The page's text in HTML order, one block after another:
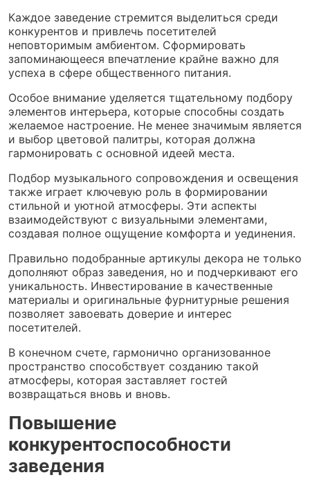
Каждое заведение стремится выделиться среди
конкурентов и привлечь посетителей
неповторимым амбиентом. Сформировать
запоминающееся впечатление крайне важно для
успеха в сфере общественного питания.
Особое внимание уделяется тщательному подбору
элементов интерьера, которые способны создать
желаемое настроение. Не менее значимым является
и выбор цветовой палитры, которая должна
гармонировать с основной идеей места.
Подбор музыкального сопровождения и освещения
также играет ключевую роль в формировании
стильной и уютной атмосферы. Эти аспекты
взаимодействуют с визуальными элементами,
создавая полное ощущение комфорта и уединения.
Правильно подобранные артикулы декора не только
дополняют образ заведения, но и подчеркивают его
уникальность. Инвестирование в качественные
материалы и оригинальные фурнитурные решения
позволяет завоевать доверие и интерес
посетителей.
В конечном счете, гармонично организованное
пространство способствует созданию такой
атмосферы, которая заставляет гостей
возвращаться вновь и вновь.
Повышение
конкурентоспособности
заведения